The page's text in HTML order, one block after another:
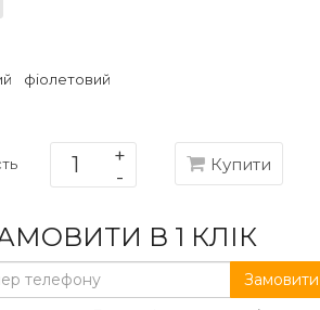
фіолетовий
Купити
В 1 КЛІК
Замовити